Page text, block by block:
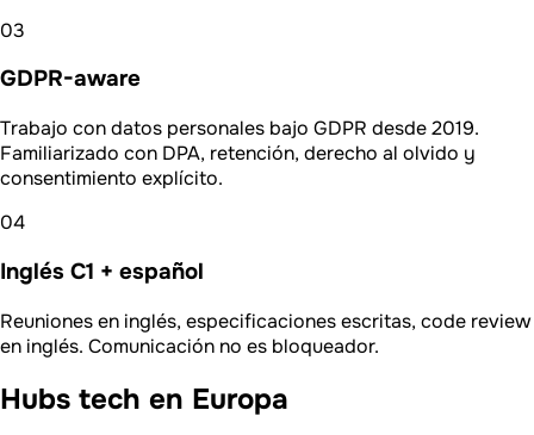
03
GDPR-aware
Trabajo con datos personales bajo GDPR desde 2019.
Familiarizado con DPA, retención, derecho al olvido y
consentimiento explícito.
04
Inglés C1 + español
Reuniones en inglés, especificaciones escritas, code review
en inglés. Comunicación no es bloqueador.
Hubs tech en Europa